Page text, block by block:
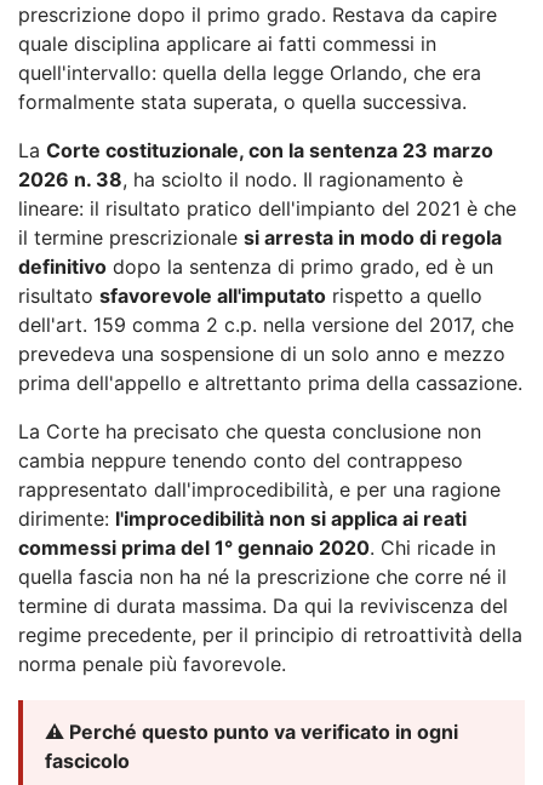
prescrizione dopo il primo grado. Restava da capire
quale disciplina applicare ai fatti commessi in
quell'intervallo: quella della legge Orlando, che era
formalmente stata superata, o quella successiva.
La Corte costituzionale, con la sentenza 23 marzo
2026 n. 38, ha sciolto il nodo. Il ragionamento è
lineare: il risultato pratico dell'impianto del 2021 è che
il termine prescrizionale si arresta in modo di regola
definitivo dopo la sentenza di primo grado, ed è un
risultato sfavorevole all'imputato rispetto a quello
dell'art. 159 comma 2 c.p. nella versione del 2017, che
prevedeva una sospensione di un solo anno e mezzo
prima dell'appello e altrettanto prima della cassazione.
La Corte ha precisato che questa conclusione non
cambia neppure tenendo conto del contrappeso
rappresentato dall'improcedibilità, e per una ragione
dirimente: l'improcedibilità non si applica ai reati
commessi prima del 1° gennaio 2020. Chi ricade in
quella fascia non ha né la prescrizione che corre né il
termine di durata massima. Da qui la reviviscenza del
regime precedente, per il principio di retroattività della
norma penale più favorevole.
⚠️ Perché questo punto va verificato in ogni
fascicolo